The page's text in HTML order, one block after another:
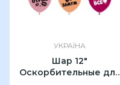
УКРАЇНА
Шар 12"
Оскорбительные для